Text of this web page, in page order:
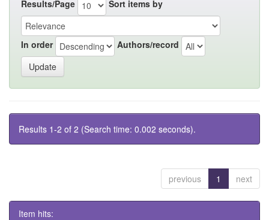
Results/Page Sort items by
In order Authors/record
Results 1-2 of 2 (Search time: 0.002 seconds).
previous 1 next
Item hits: